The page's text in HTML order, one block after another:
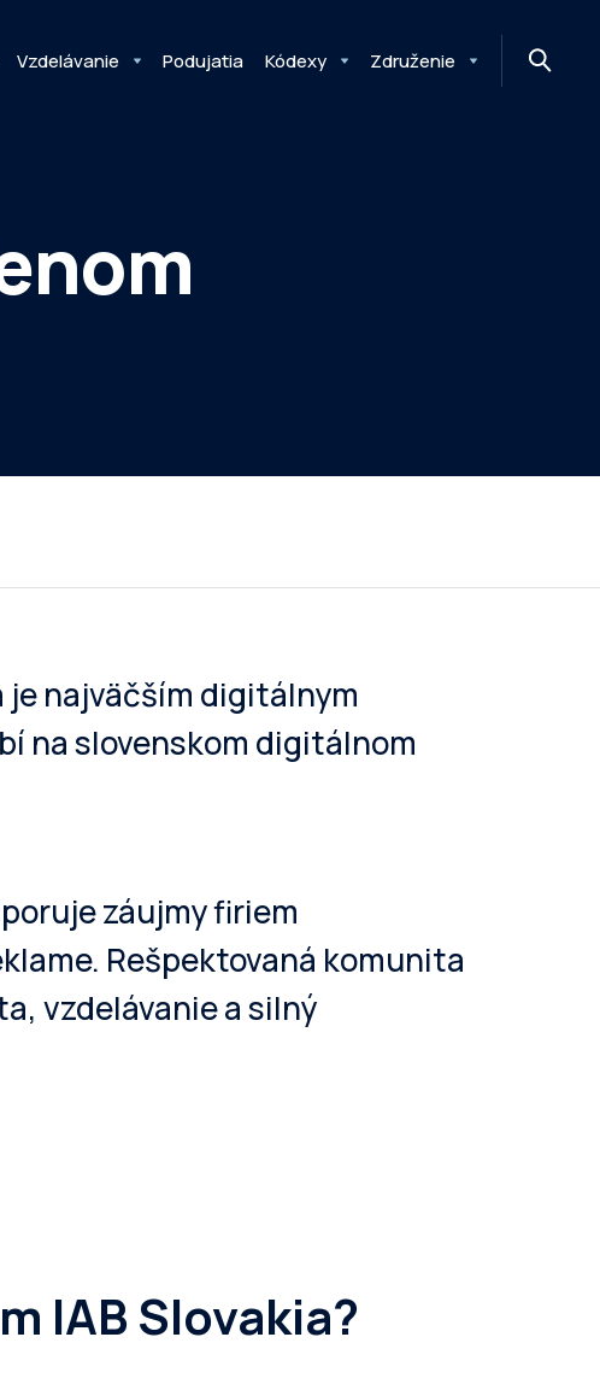
Vzdelávanie Podujatia Kódexy Združenie
MONITOR DIMAQ NEWSLETTER
je najväčším digitálnym
na slovenskom digitálnom
záujmy firiem
Rešpektovaná komunita
vzdelávanie a silný
IAB Slovakia?